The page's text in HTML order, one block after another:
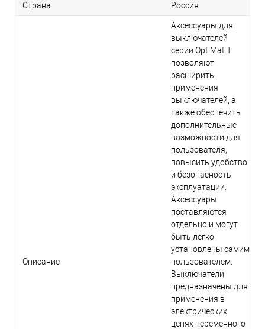
Страна Россия
Описание
Аксессуары для
выключателей
серии OptiMat T
позволяют
расширить
применения
выключателей, а
также обеспечить
дополнительные
возможности для
пользователя,
повысить удобство
и безопасность
эксплуатации.
Аксессуары
поставляются
отдельно и могут
быть легко
установлены самим
пользователем.
Выключатели
предназначены для
применения в
электрических
цепях переменного